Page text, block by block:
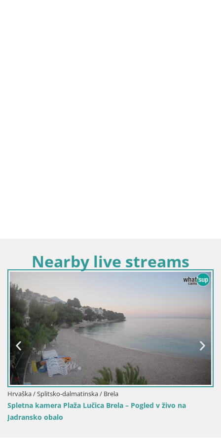
Nearby live streams
Hrvaška / Splitsko-dalmatinska / Brela
Spletna kamera Plaža Lučica Brela – Pogled v živo na
Jadransko obalo